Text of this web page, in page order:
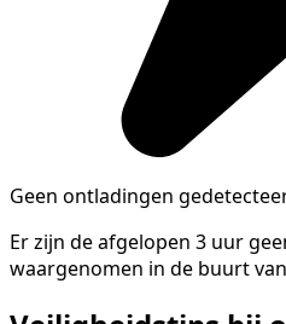
Geen ontladingen
Er zijn de afgelopen 3 uur
waargenomen in de buurt